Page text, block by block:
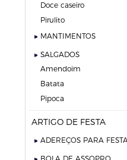
doce caseiro
pirulito
MANTIMENTOS
SALGADOS
amendoim
batata
pipoca
ARTIGO DE FESTA
ADEREÇOS PARA